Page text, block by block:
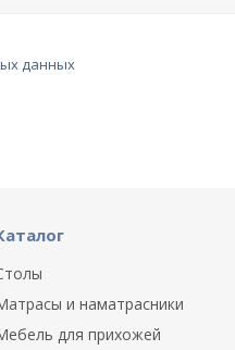
данных
и наматрасники
для прихожей